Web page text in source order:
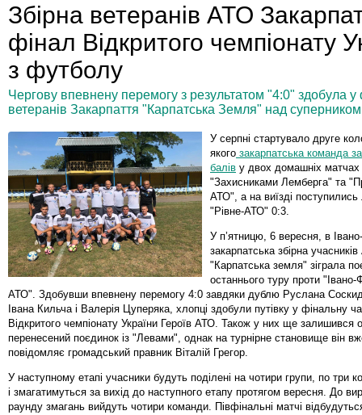
Збірна ветеранів АТО
фінал Відкритого чемпіонату
з футболу
Чергову впевнену перемогу з результатом "4:0" здобула
ветеранів Закарпаття "Карпатська Земля" над суперником
У серпні стартувало друге
якого закарпатська команда
балів у двох домашніх матчах
"Захисниками Лемберга" та
АТО", а на виїзді поступились
"Рівне-АТО" 0:3.
У п’ятницю, 6 вересня, в
закарпатська збірна
"Карпатська земля" зіграла
останнього туру проти "Івано-
АТО". Здобувши впевнену перемогу 4:0 завдяки дублю Руслана
Івана Кильча і Валерія Цуперяка, хлопці здобули путівку у фінальну
Відкритого чемпіонату України Героїв АТО. Також у них ще залишився
перенесений поєдинок із "Левами", однак на турнірне становище він
повідомляє громадський правник Віталій Грегор.
У наступному етапі учасники будуть поділені на чотири групи, по три
і змагатимуться за вихід до наступного етапу протягом вересня. До
раунду змагань вийдуть чотири команди. Півфінальні матчі